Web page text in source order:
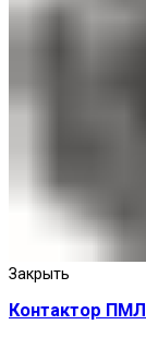
Закрыть
Контактор